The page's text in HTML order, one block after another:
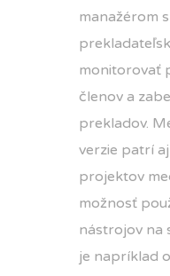
manažérom
monitorovať
členov a
prekladov.
verzie patrí
projektov
možnosť
nástrojov na
je napríklad